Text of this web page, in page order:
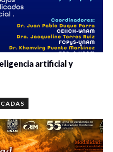
artificial y